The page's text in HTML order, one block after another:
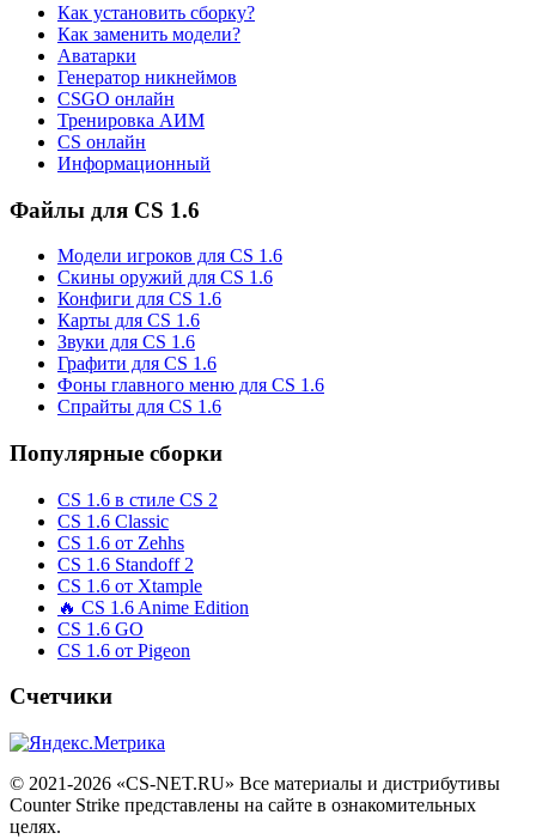
Как установить сборку?
Как заменить модели?
Аватарки
Генератор никнеймов
CSGO онлайн
Тренировка АИМ
CS онлайн
Информационный
Файлы для CS 1.6
Модели игроков для CS 1.6
Скины оружий для CS 1.6
Конфиги для CS 1.6
Карты для CS 1.6
Звуки для CS 1.6
Графити для CS 1.6
Фоны главного меню для CS 1.6
Спрайты для CS 1.6
Популярные сборки
CS 1.6 в стиле CS 2
CS 1.6 Classic
CS 1.6 от Zehhs
CS 1.6 Standoff 2
CS 1.6 от Xtample
🔥 CS 1.6 Anime Edition
CS 1.6 GO
CS 1.6 от Pigeon
Счетчики
© 2021-2026 «CS-NET.RU» Все материалы и дистрибутивы
Counter Strike представлены на сайте в ознакомительных
целях.